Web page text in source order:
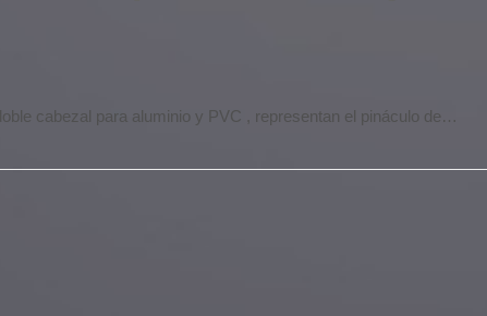
cabezal para aluminio y PVC , representan el pináculo de…